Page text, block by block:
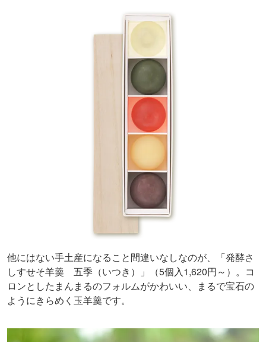
他にはない手土産になること間違いなしなのが、「発酵さ
しすせそ羊羹 五季（いつき）」（5個入1,620円～）。コ
ロンとしたまんまるのフォルムがかわいい、まるで宝石の
ようにきらめく玉羊羹です。